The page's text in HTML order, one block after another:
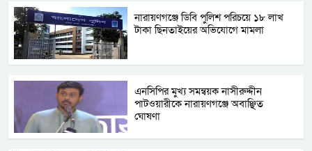
নারায়ণগঞ্জে ডিবি পুলিশ পরিচয়ে ১৮ লাখ
টাকা ছিনতাইয়ের অভিযোগে মামলা
এনসিপির মুখ্য সমন্বয়ক নাসীরুদ্দীন
পাটওয়ারীকে নারায়ণগঞ্জে অবাঞ্ছিত
ঘোষণা